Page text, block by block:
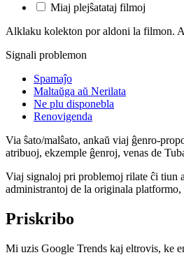
Miaj plejŝatataj filmoj
Alklaku kolekton por aldoni la filmon.
Signali problemon
Spamaĵo
Maltaŭga aŭ Nerilata
Ne plu disponebla
Renovigenda
Via ŝato/malŝato, ankaŭ viaj ĝenro-
atribuoj, ekzemple ĝenroj, venas de
Viaj signaloj pri problemoj rilate ĉi tiun
administrantoj de la originala
Priskribo
Mi uzis Google Trends kaj eltrovis, ke